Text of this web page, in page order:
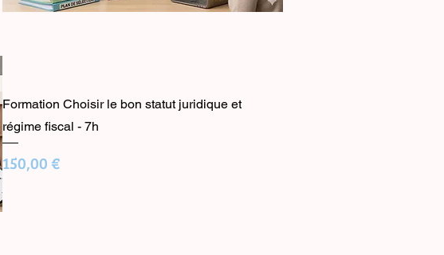
Formation Choisir le bon statut juridique et
régime fiscal - 7h
Prix
150,00 €